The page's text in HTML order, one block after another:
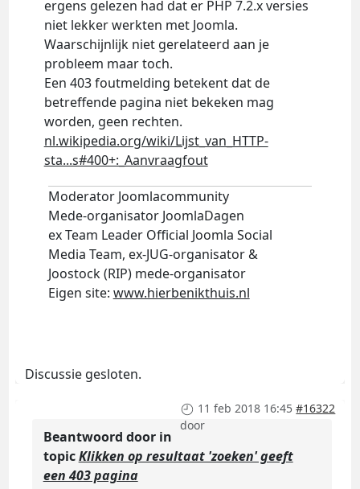
ergens gelezen had dat er PHP 7.2.x versies
niet lekker werkten met Joomla.
Waarschijnlijk niet gerelateerd aan je
probleem maar toch.
Een 403 foutmelding betekent dat de
betreffende pagina niet bekeken mag
worden, geen rechten.
nl.wikipedia.org/wiki/Lijst_van_HTTP-
sta...s#400+:_Aanvraagfout
Moderator Joomlacommunity
Mede-organisator JoomlaDagen
ex Team Leader Official Joomla Social
Media Team, ex-JUG-organisator &
Joostock (RIP) mede-organisator
Eigen site: www.hierbenikthuis.nl
Discussie gesloten.
11 feb 2018 16:45 #16322
door
Beantwoord door in
topicKlikken op resultaat 'zoeken' geeft
een 403 pagina